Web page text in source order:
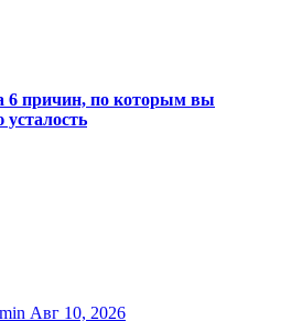
6 причин, по которым вы
усталость
Авг 10, 2026